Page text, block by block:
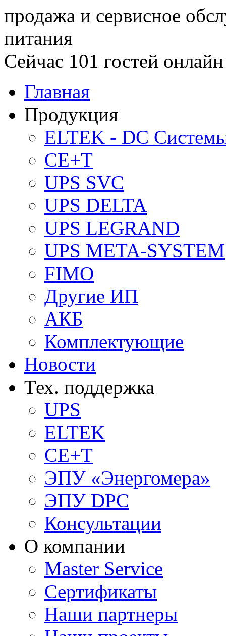
продажа и сервисное
питания
Сейчас 101 гостей онлайн
Главная
Продукция
ELTEK - DC
CE+T
UPS SVC
UPS DELTA
UPS LEGRAND
UPS META-SYSTEM
FIMO
Другие ИП
АКБ
Комплектующие
Новости
Тех. поддержка
UPS
ELTEK
CE+T
ЭПУ «Энергомера»
ЭПУ DPC
Консультации
О компании
Master Service
Сертификаты
Наши партнеры